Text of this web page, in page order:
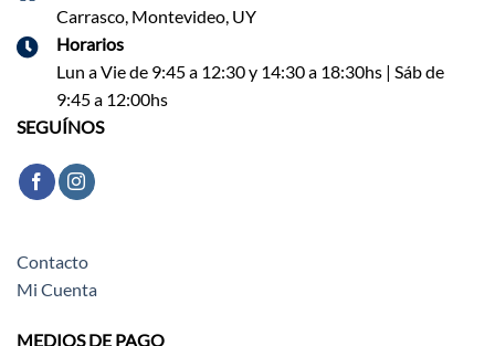
Carrasco, Montevideo, UY
Horarios
Lun a Vie de 9:45 a 12:30 y 14:30 a 18:30hs | Sáb de
9:45 a 12:00hs
SEGUÍNOS
Contacto
Mi Cuenta
MEDIOS DE PAGO